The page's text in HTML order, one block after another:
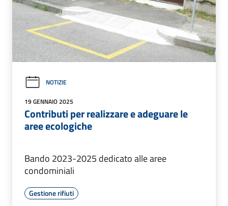
NOTIZIE
19 GENNAIO 2025
Contributi per realizzare e adeguare le
aree ecologiche
Bando 2023-2025 dedicato alle aree
condominiali
Gestione rifiuti